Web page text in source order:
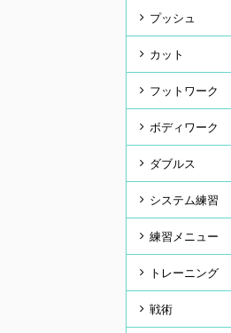
プッシュ
カット
フットワーク
ボディワーク
ダブルス
システム練習
練習メニュー
トレーニング
戦術